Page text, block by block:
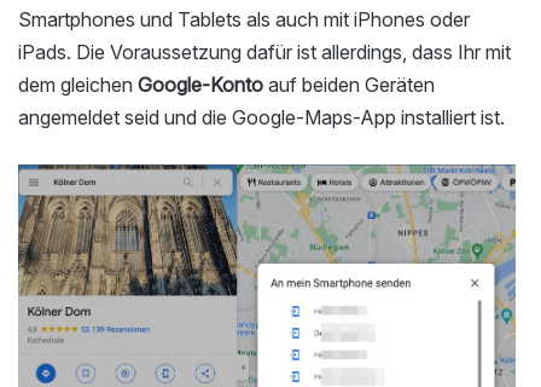
Smartphones und Tablets als auch mit iPhones oder
iPads. Die Voraussetzung dafür ist allerdings, dass Ihr mit
dem gleichen Google-Konto auf beiden Geräten
angemeldet seid und die Google-Maps-App installiert ist.